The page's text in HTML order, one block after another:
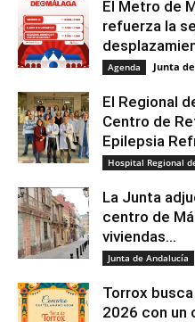
El Metro de
refuerza la
Agenda Junta
El Regional
Centro de
Epilepsia
Hospital Regional
La Junta
centro de
viviendas...
Junta de Andalucía
Torrox
2026 con un